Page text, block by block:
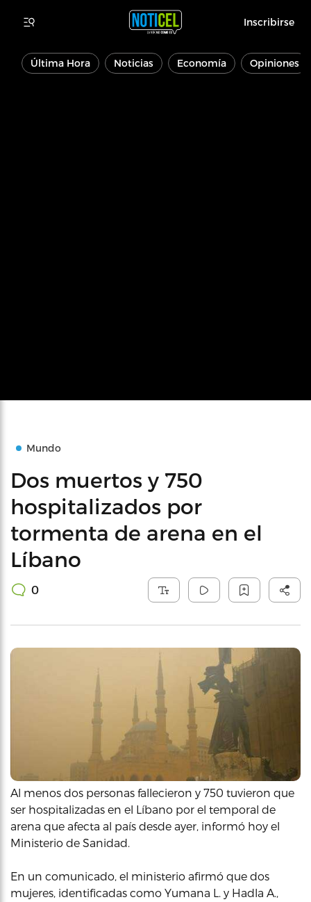
Inscribirse
Última Hora Noticias Economía Opiniones
Mundo
Dos muertos y 750
hospitalizados por
tormenta de arena en el
Líbano
0
Al menos dos personas fallecieron y 750 tuvieron que
ser hospitalizadas en el Líbano por el temporal de
arena que afecta al país desde ayer, informó hoy el
Ministerio de Sanidad.
En un comunicado, el ministerio afirmó que dos
mujeres, identificadas como Yumana L. y Hadla A.,